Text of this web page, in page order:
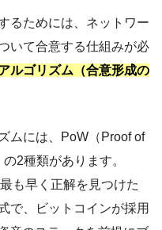
るためには、ネットワー
いて合意する仕組みが必
ルゴリズム（合意形成の
ムには、PoW（Proof of
2種類があります。
も早く正解を見つけた
で、ビットコインが採用